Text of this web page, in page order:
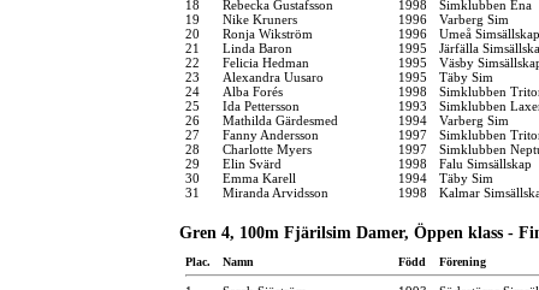
18
Rebecka Gustafsson 1998
Simklubben Ena
19
Nike Kruners 1996
Varberg Sim
20
Ronja Wikström 1996
Umeå Simsällskap
21
Linda Baron 1995
Järfälla
22
Felicia Hedman 1995
Väsby
23
Alexandra Uusaro 1995
Täby Sim
24
Alba Forés 1998
Simklubben
25
Ida Pettersson 1993
Simklubben
26
Mathilda Gärdesmed 1994
Varberg Sim
27
Fanny Andersson 1997
Simklubben
28
Charlotte Myers 1997
Simklubben
29
Elin Svärd 1998
Falu Simsällskap
30
Emma Karell 1994
Täby Sim
31
Miranda Arvidsson 1998 Kalmar
Gren 4, 100m Fjärilsim Damer, Öppen klass -
Plac. Namn Född Förening